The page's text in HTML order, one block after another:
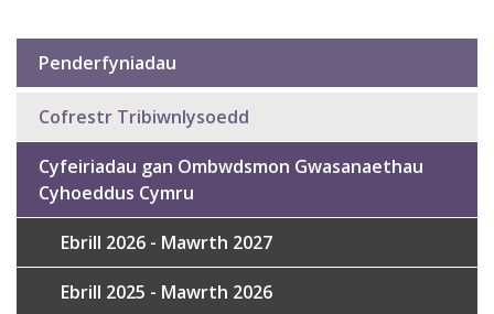
Sub
navigation
Penderfyniadau
Cofrestr Tribiwnlysoedd
Cyfeiriadau gan Ombwdsmon Gwasanaethau
Cyhoeddus Cymru
Ebrill 2026 - Mawrth 2027
Ebrill 2025 - Mawrth 2026